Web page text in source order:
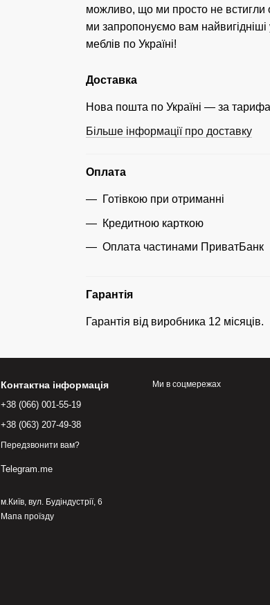
можливо, що ми просто не встигли
ми запропонуємо вам
меблів по Україні!
Доставка
Нова пошта по Україні — за
Більше інформації про доставку
Оплата
Готівкою при отриманні
Кредитною карткою
Оплата частинами ПриватБанк
Гарантія
Гарантія від виробника 12 місяців.
Контактна інформація
+38 (066) 001-55-19
+38 (063) 207-49-38
Передзвонити вам?
Telegram.me
м.Київ, вул. Будіндустрії, 6
Мапа проїзду
Ми в соцмережах